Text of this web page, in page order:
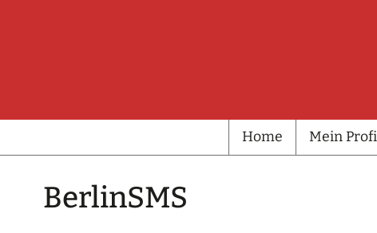
Home Mein
BerlinSMS